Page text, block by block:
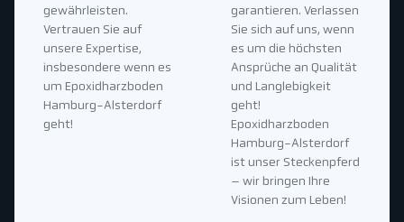
garantieren. Verlassen
Sie sich auf uns, wenn
es um die höchsten
Ansprüche an Qualität
und Langlebigkeit
geht!
Epoxidharzboden
Hamburg-Alsterdorf
ist unser Steckenpferd
– wir bringen Ihre
Visionen zum Leben!
gewährleisten.
Vertrauen Sie auf
unsere Expertise,
insbesondere wenn es
um Epoxidharzboden
Hamburg-Alsterdorf
geht!